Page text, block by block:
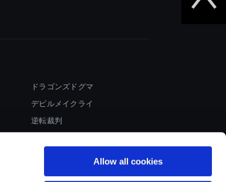
Allow all cookies
ドラゴンズドグマ
デビルメイクライ
逆転裁判